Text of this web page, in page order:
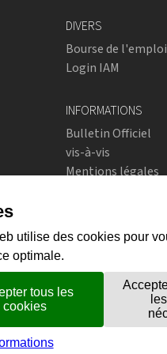
DIVERS
Bourse de l'emploi
Login IAM
INFORMATIONS
Bulletin Officiel
vis-à-vis
Mentions légales
Instagram
flickr